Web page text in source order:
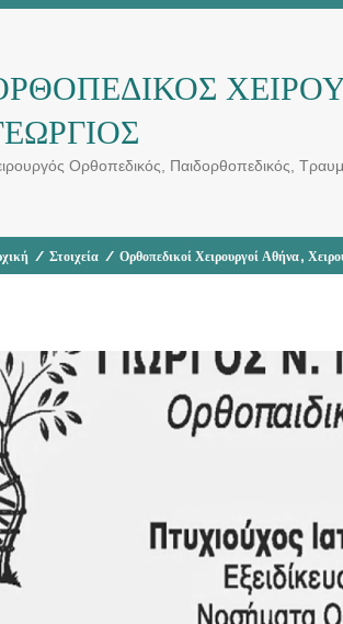
Ορθοπεδικός, Παιδορθοπεδικός,
/ Στοιχεία / Ορθοπεδικοί Χειρουργοί Αθήνα,